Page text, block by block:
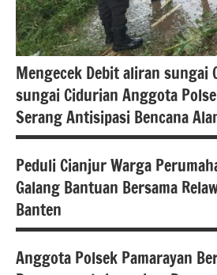
Mengecek Debit aliran sungai
sungai Cidurian Anggota
Serang Antisipasi Bencana
Bencana
alam
Berita
serang
Peduli Cianjur Warga
Galang Bantuan Bersama
Banten
Bencana
Anggota Polsek Pamarayan